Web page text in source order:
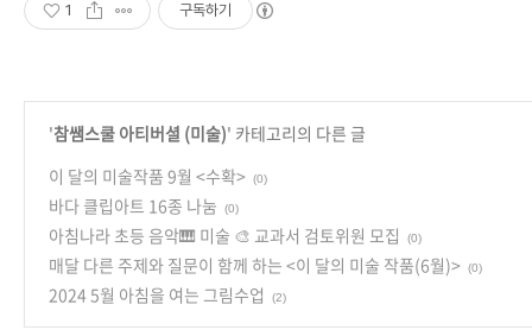
1 구독하기
'참쌤스쿨 아티버셜 (미술)' 카테고리의 다른 글
이 달의 미술작품 9월 <수확>
(0)
바다 클립아트 16종 나눔 (0)
아침나라 초등 음악🎹 미술 🎨 교과서 검토위원 모집 (0)
매달 다른 주제와 질문이 함께 하는 <이 달의 미술 작품(6월)> (0)
2024 5월 아침을 여는 그림수업 (2)